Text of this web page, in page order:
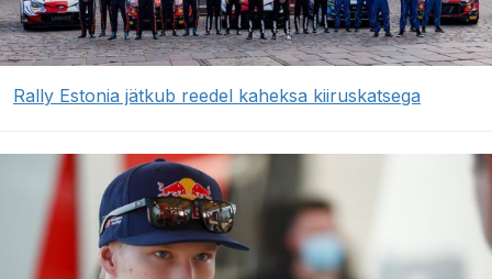
Rally Estonia jätkub reedel kaheksa kiiruskatsega